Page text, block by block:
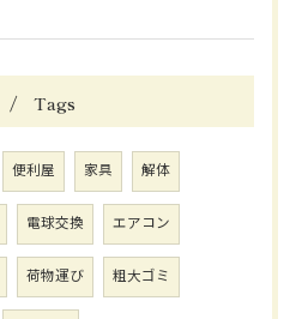
Tags
便利屋 家具 解体
電球交換 エアコン
荷物運び 粗大ゴミ